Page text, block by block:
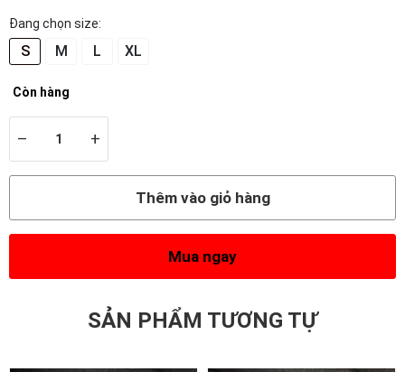
Đang chọn size:
S M L XL
Còn hàng
– +
Thêm vào giỏ hàng
Mua ngay
SẢN PHẨM TƯƠNG TỰ